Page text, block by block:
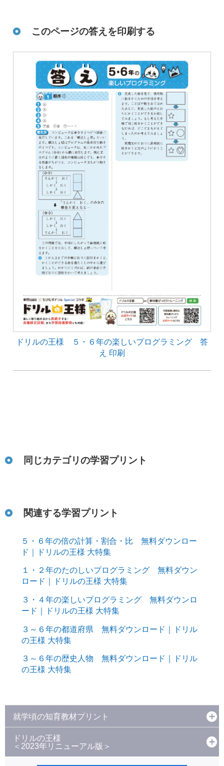
このページの答えを印刷する
ドリルの王様 ５・６年の楽しいプログラミング 答
え 印刷
同じカテゴリの学習プリント
関連する学習プリント
５・６年の倍の計算・割合・比 無料ダウンロー
ド｜ドリルの王様 大特集
１・２年のたのしいプログラミング 無料ダウン
ロード｜ドリルの王様 大特集
３・４年の楽しいプログラミング 無料ダウンロ
ード｜ドリルの王様 大特集
３～６年の都道府県 無料ダウンロード｜ドリル
の王様 大特集
３～６年の歴史人物 無料ダウンロード｜ドリル
の王様 大特集
就学頃の知育教材プリント
ドリルの王様
＜2023年リニューアル版＞